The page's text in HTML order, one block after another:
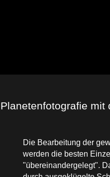
Planetenfotografie mit
Die Bearbeitung der
werden die besten
"übereinandergelegt".